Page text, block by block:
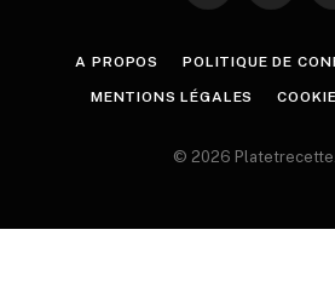
A PROPOS POLITIQUE DE
MENTIONS LÉGALES
© 2026